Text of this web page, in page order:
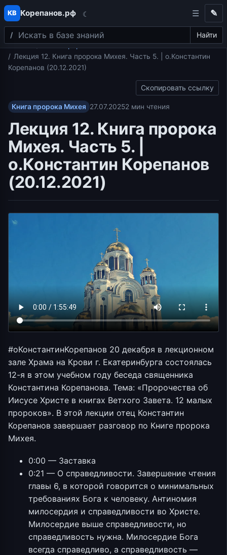
Перейти к содержимому
КВ Корепанов.рф ☾
Поиск Найти
✎
Главная
Книга пророка Михея
Лекция 12. Книга пророка Михея. Часть 5. | о.Константин
Корепанов (20.12.2021)
Скопировать ссылку
Книга пророка Михея 27.07.20252 мин чтения
Лекция 12. Книга пророка
Михея. Часть 5. |
о.Константин Корепанов
(20.12.2021)
#оКонстантинКорепанов 20 декабря в лекционном
зале Храма на Крови г. Екатеринбурга состоялась
12-я в этом учебном году беседа священника
Константина Корепанова. Тема: «Пророчества об
Иисусе Христе в книгах Ветхого Завета. 12 малых
пророков». В этой лекции отец Константин
Корепанов завершает разговор по Книге пророка
Михея.
0:00 — Заставка
0:21 — О справедливости. Завершение чтения
главы 6, в которой говорится о минимальных
требованиях Бога к человеку. Антиномия
милосердия и справедливости во Христе.
Милосердие выше справедливости, но
справедливость нужна. Милосердие Бога
всегда справедливо, а справедливость —